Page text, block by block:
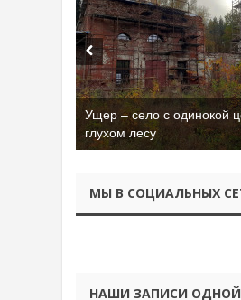
Бывшая танковая часть
Батора во Владимире
МЫ В СОЦИАЛЬНЫХ
НАШИ ЗАПИСИ ОДНОЙ